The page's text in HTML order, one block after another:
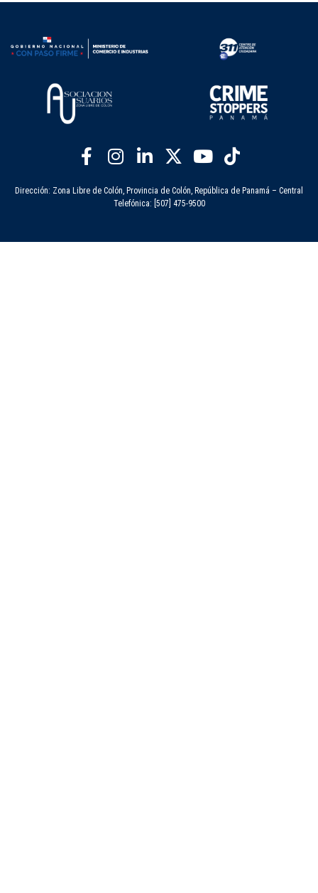
Dirección: Zona Libre de Colón, Provincia de Colón, República de Panamá – Central
Telefónica: [507] 475-9500